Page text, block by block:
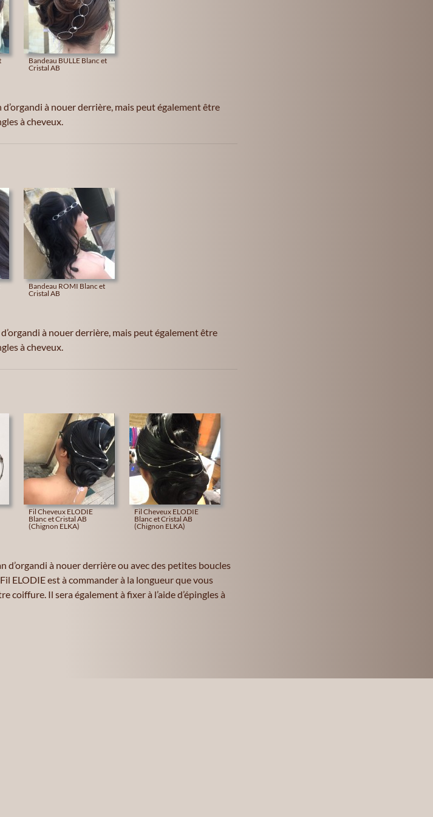
Bandeau BULLE Blanc et
Cristal AB
à nouer derrière, mais peut également être
à cheveux.
Bandeau ROMI Blanc et
Cristal AB
à nouer derrière, mais peut également être
à cheveux.
Fil Cheveux ELODIE
Blanc et Cristal AB
(Chignon ELKA)
Fil Cheveux ELODIE
Blanc et Cristal AB
(Chignon ELKA)
d’organdi à nouer derrière ou avec des petites boucles
ELODIE est à commander à la longueur que vous
coiffure. Il sera également à fixer à l’aide d’épingles à